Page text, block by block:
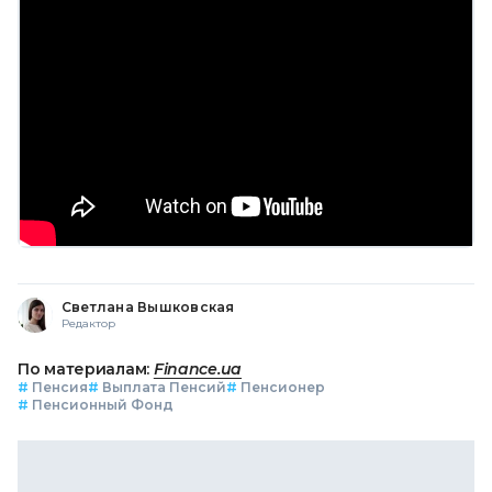
Светлана Вышковская
Редактор
По материалам: Finance.ua
# Пенсия# Выплата Пенсий# Пенсионер
# Пенсионный Фонд